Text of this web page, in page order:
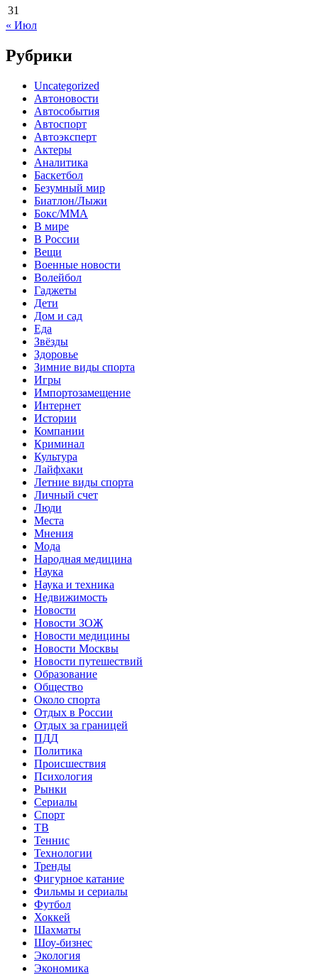
31
« Июл
Рубрики
Uncategorized
Автоновости
Автособытия
Автоспорт
Автоэксперт
Актеры
Аналитика
Баскетбол
Безумный мир
Биатлон/Лыжи
Бокс/MMA
В мире
В России
Вещи
Военные новости
Волейбол
Гаджеты
Дети
Дом и сад
Еда
Звёзды
Здоровье
Зимние виды спорта
Игры
Импортозамещение
Интернет
Истории
Компании
Криминал
Культура
Лайфхаки
Летние виды спорта
Личный счет
Люди
Места
Мнения
Мода
Народная медицина
Наука
Наука и техника
Недвижимость
Новости
Новости ЗОЖ
Новости медицины
Новости Москвы
Новости путешествий
Образование
Общество
Около спорта
Отдых в России
Отдых за границей
ПДД
Политика
Происшествия
Психология
Рынки
Сериалы
Спорт
ТВ
Теннис
Технологии
Тренды
Фигурное катание
Фильмы и сериалы
Футбол
Хоккей
Шахматы
Шоу-бизнес
Экология
Экономика